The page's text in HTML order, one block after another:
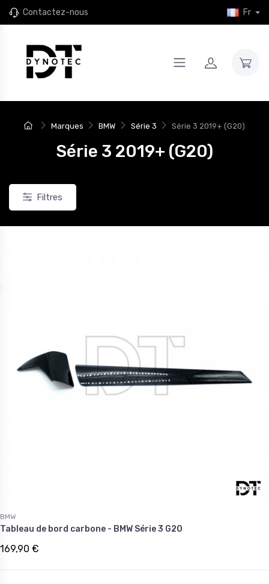
Contactez-nous Fr
Marques BMW Série 3 Série 3 2019+ (G20)
Série 3 2019+ (G20)
Filtres
BMW
Tableau de bord carbone - BMW Série 3 G20
169,90 €